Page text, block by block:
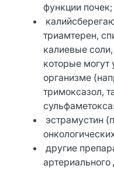
функции почек;
триамтерен,
калиевые
которые могут
организме
тримоксазол,
эстрамустин
другие